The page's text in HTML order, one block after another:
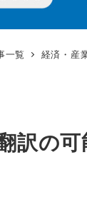
一覧 経済・産
訳の